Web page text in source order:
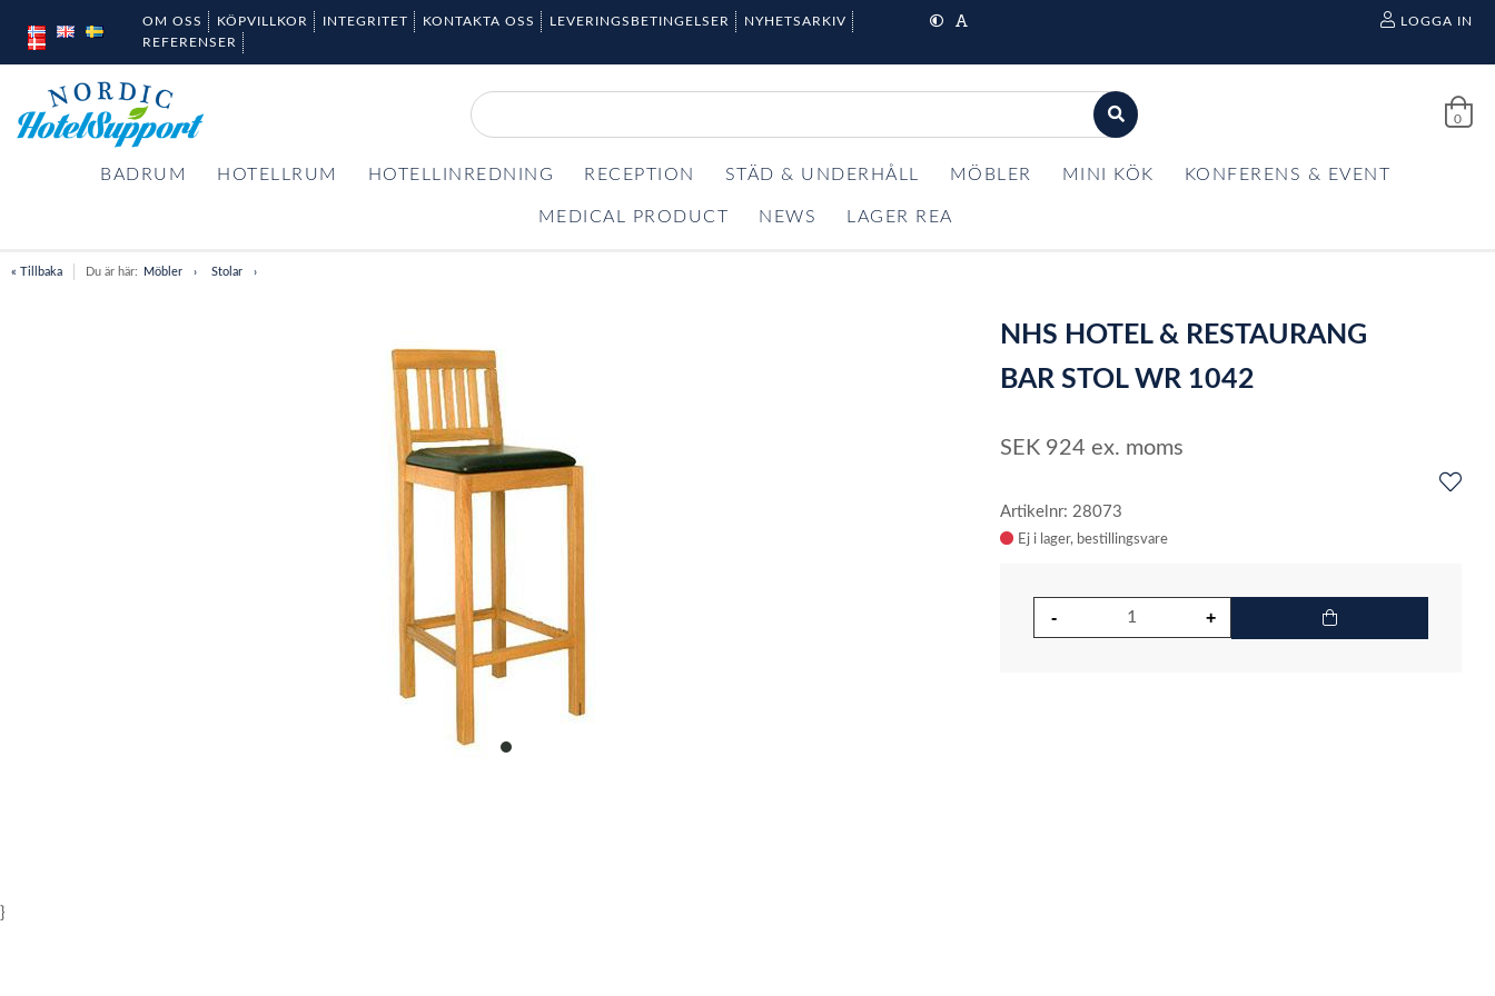
OM OSS KÖPVILLKOR INTEGRITET KONTAKTA OSS LEVERINGSBETINGELSER
NYHETSARKIV
REFERENSER
LOGGA IN
0
BADRUM HOTELLRUM HOTELLINREDNING RECEPTION STÄD & UNDERHÅLL MÖBLER MINI KÖK KONFERENS & EVENT
MEDICAL PRODUCT NEWS LAGER REA
« Tillbaka Du är här: Möbler Stolar
item
NHS HOTEL & RESTAURANG
BAR STOL WR 1042
SEK 924 ex. moms
Artikelnr: 28073
Ej i lager
}